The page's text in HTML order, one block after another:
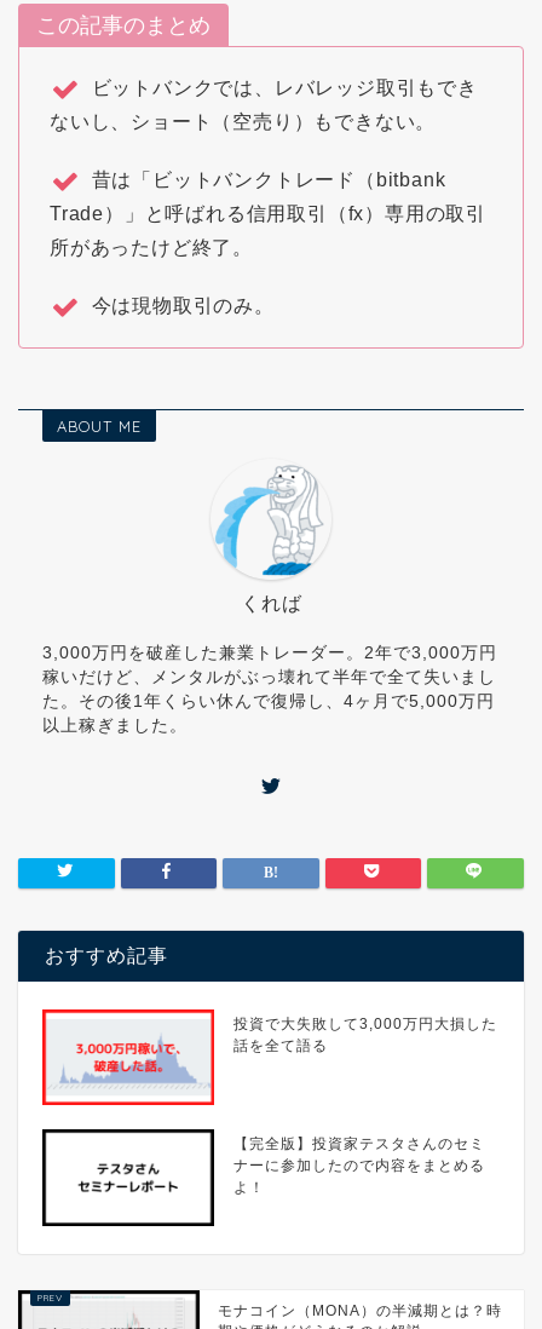
この記事のまとめ
ビットバンクでは、レバレッジ取引もでき
ないし、ショート（空売り）もできない。
昔は「ビットバンクトレード（bitbank
Trade）」と呼ばれる信用取引（fx）専用の取引
所があったけど終了。
今は現物取引のみ。
ABOUT ME
くれば
3,000万円を破産した兼業トレーダー。2年で3,000万円
稼いだけど、メンタルがぶっ壊れて半年で全て失いまし
た。その後1年くらい休んで復帰し、4ヶ月で5,000万円
以上稼ぎました。
おすすめ記事
投資で大失敗して3,000万円大損した
話を全て語る
【完全版】投資家テスタさんのセミ
ナーに参加したので内容をまとめる
よ！
モナコイン（MONA）の半減期とは？時